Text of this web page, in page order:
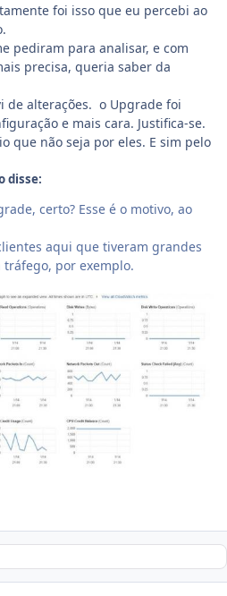
foi isso que eu percebi ao
pediram para analisar, e com
precisa, queria saber da
de alterações. o Upgrade foi
e mais cara. Justifica-se.
que não seja por eles. E sim pelo
disse:
certo? Esse é o motivo, ao
aqui que tiveram grandes
tráfego, por exemplo.